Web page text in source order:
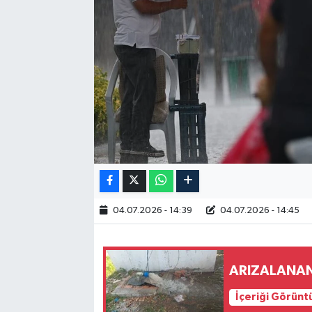
04.07.2026 - 14:39 04.07.2026 - 14:45
İçeriği